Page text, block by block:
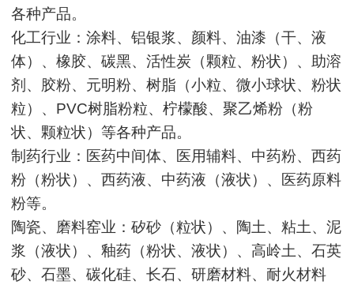
各种产品。
化工行业：涂料、铝银浆、颜料、油漆（干、液
体）、橡胶、碳黑、活性炭（颗粒、粉状）、助溶
剂、胶粉、元明粉、树脂（小粒、微小球状、粉状
粒）、PVC树脂粉粒、柠檬酸、聚乙烯粉（粉
状、颗粒状）等各种产品。
制药行业：医药中间体、医用辅料、中药粉、西药
粉（粉状）、西药液、中药液（液状）、医药原料
粉等。
陶瓷、磨料窑业：矽砂（粒状）、陶土、粘土、泥
浆（液状）、釉药（粉状、液状）、高岭土、石英
砂、石墨、碳化硅、长石、研磨材料、耐火材料